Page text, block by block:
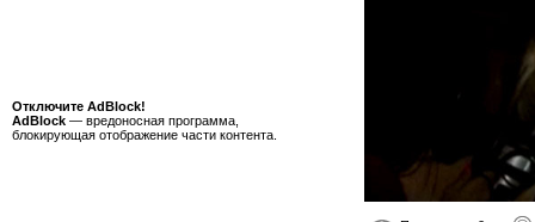
Отключите AdBlock!
AdBlock — вредоносная программа,
блокирующая отображение части контента.